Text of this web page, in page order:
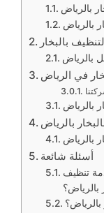
بالرياض
بالرياض
بالبخار
بالرياض
في الرياض
بالرياض
بالرياض
بالرياض
أسئلة شائعة
تنظيف
بالرياض؟